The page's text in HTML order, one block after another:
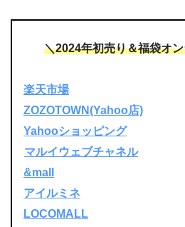
＼2024年初売り＆福袋オ
楽天市場
ZOZOTOWN(Yahoo店)
Yahooショッピング
マルイウェブチャネル
&mall
アイルミネ
LOCOMALL